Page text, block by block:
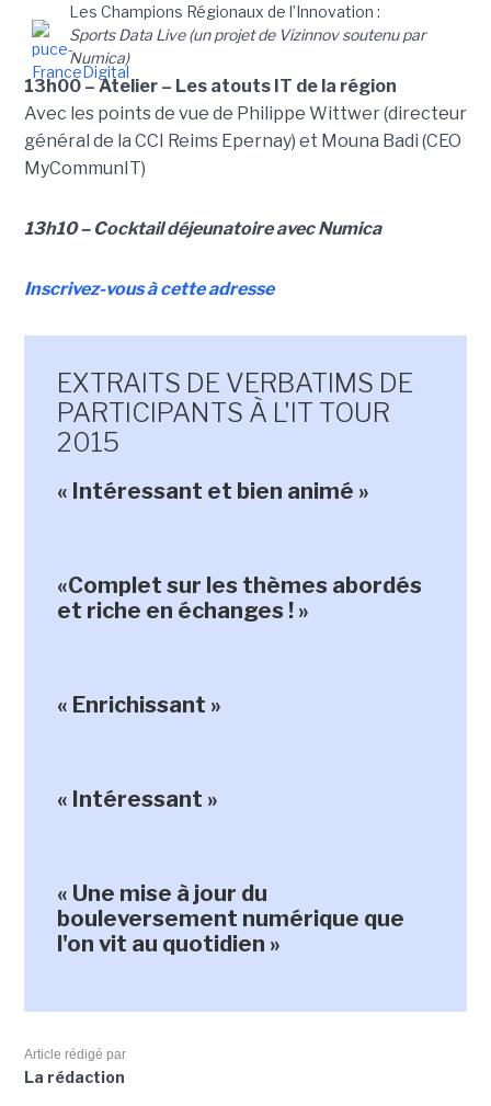
Les Champions Régionaux de l’Innovation :
Sports Data Live (un projet de Vizinnov soutenu par
Numica)
13h00 – Atelier – Les atouts IT de la région
Avec les points de vue de Philippe Wittwer (directeur
général de la CCI Reims Epernay) et Mouna Badi (CEO
MyCommunIT)
13h10 – Cocktail déjeunatoire avec Numica
Inscrivez-vous à cette adresse
EXTRAITS DE VERBATIMS DE
PARTICIPANTS À L'IT TOUR
2015
« Intéressant et bien animé »
«Complet sur les thèmes abordés
et riche en échanges ! »
« Enrichissant »
« Intéressant »
« Une mise à jour du
bouleversement numérique que
l'on vit au quotidien »
Article rédigé par
La rédaction